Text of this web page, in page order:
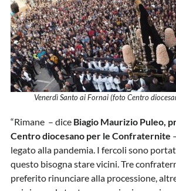
Venerdì Santo ai Fornai (foto Centro
“Rimane – diceBiagio Maurizio Puleo,
Centro diocesano per le Confraternite
legato alla pandemia. I fercoli sono
questo bisogna stare vicini. Tre
preferito rinunciare alla processione,